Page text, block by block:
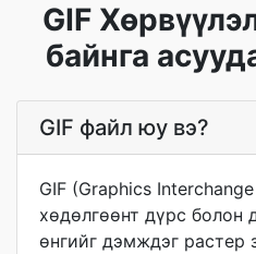
GIF
байнга
GIF файл юу вэ?
GIF (Graphics
хөдөлгөөнт дүрс болон
өнгийг дэмждэг растер